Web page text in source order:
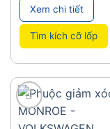
Xem chi tiết
Tìm kích cỡ lốp
add